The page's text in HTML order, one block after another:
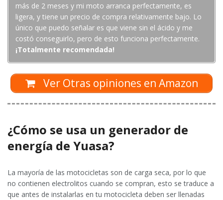
más de 2 meses y mi moto arranca perfectamente, es
ligera, y tiene un precio de compra relativamente bajo. Lo
único que puedo señalar es que viene sin el ácido y me
costó conseguirlo, pero de esto funciona perfectamente.
¡Totalmente recomendada!
Ver Otras opiniones en Amazon
¿Cómo se usa un generador de
energía de Yuasa?
La mayoría de las motocicletas son de carga seca, por lo que
no contienen electrolitos cuando se compran, esto se traduce a
que antes de instalarlas en tu motocicleta deben ser llenadas